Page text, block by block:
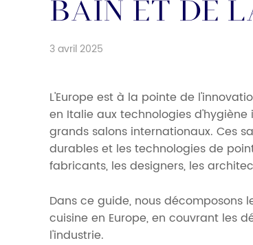
Sèche-mains
bain et de
3 avril 2025
L'Europe est à la pointe de
en Italie aux technologies
grands salons internationaux. Ces
durables et les technologies de
fabricants, les designers, les
Dans ce guide, nous décomposons
cuisine en Europe, en couvrant les
l'industrie.